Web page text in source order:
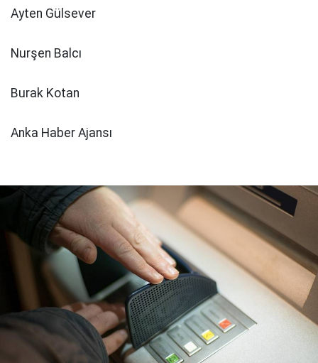
Ayten Gülsever
Nurşen Balcı
Burak Kotan
Anka Haber Ajansı